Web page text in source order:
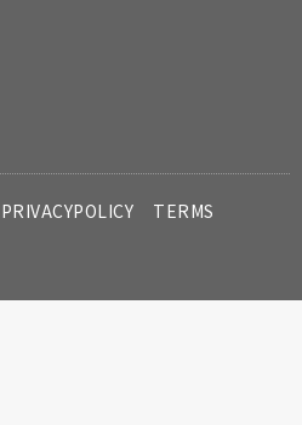
PRIVACYPOLICY TERMS